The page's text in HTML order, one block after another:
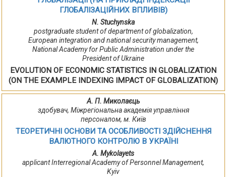
ГЛОБАЛІЗАЦІЙНИХ ВПЛИВІВ)
N. Stuchynska
postgraduate student of department of globalization,
European integration and national security management,
National Academy for Public Administration under the
President of Ukraine
EVOLUTION OF ECONOMIC STATISTICS IN GLOBALIZATION
(ON THE EXAMPLE INDEXING IMPACT OF GLOBALIZATION)
А. П. Миколаєць
здобувач, Міжрегіональна академія управління
персоналом, м. Київ
ТЕОРЕТИЧНІ ОСНОВИ ТА ОСОБЛИВОСТІ ЗДІЙСНЕННЯ
ВАЛЮТНОГО КОНТРОЛЮ В УКРАЇНІ
A. Mykolayets
applicant Interregional Academy of Personnel Management,
Kyiv